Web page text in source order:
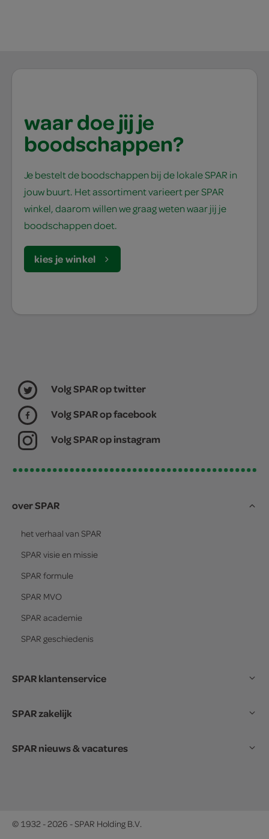
waar doe jij je
boodschappen?
Je bestelt de boodschappen bij de lokale SPAR in
jouw buurt. Het assortiment varieert per SPAR
winkel, daarom willen we graag weten waar jij je
boodschappen doet.
kies je winkel
Volg SPAR op twitter
Volg SPAR op facebook
Volg SPAR op instagram
over SPAR
het verhaal van SPAR
SPAR visie en missie
SPAR formule
SPAR MVO
SPAR academie
SPAR geschiedenis
SPAR klantenservice
SPAR zakelijk
SPAR nieuws & vacatures
© 1932 - 2026 - SPAR Holding B.V.